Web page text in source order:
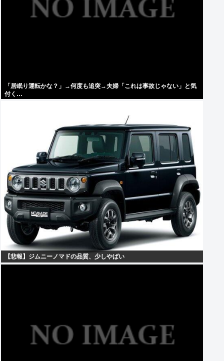
「居眠り運転かな？」→何度も追突→夫婦「これは事故じゃない」と気
付く…
【悲報】ジムニーノマドの品質、少しやばい